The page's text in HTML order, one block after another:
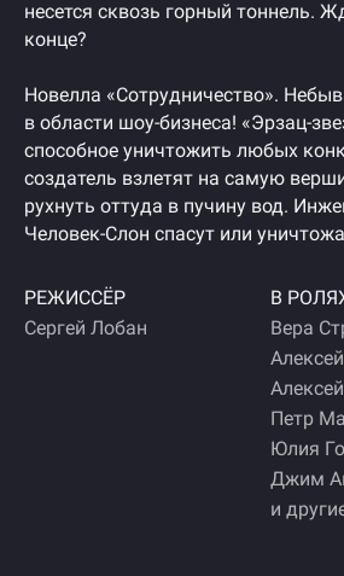
несется сквозь горный тоннель.
конце?
Новелла «Сотрудничество».
в области шоу-бизнеса! «Эрзац-
способное уничтожить любых
создатель взлетят на самую
рухнуть оттуда в пучину вод.
Человек-Слон спасут или
РЕЖИССЁР
Сергей Лобан
В
Вера
Петр
Юлия
Джим
и